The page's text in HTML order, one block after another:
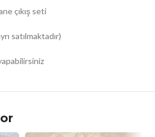
çıkış seti
satılmaktadır)